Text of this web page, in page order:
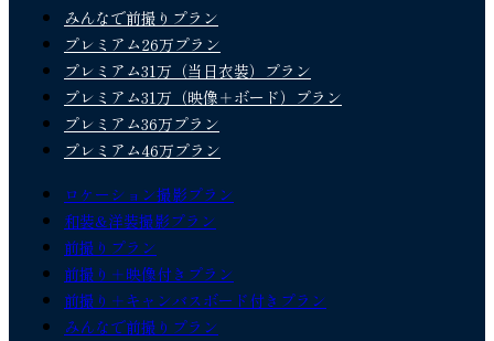
みんなで前撮りプラン
プレミアム26万プラン
プレミアム31万（当日衣装）プラン
プレミアム31万（映像＋ボード）プラン
プレミアム36万プラン
プレミアム46万プラン
ロケーション撮影プラン
和装&洋装撮影プラン
前撮りプラン
前撮り＋映像付きプラン
前撮り＋キャンバスボード付きプラン
みんなで前撮りプラン